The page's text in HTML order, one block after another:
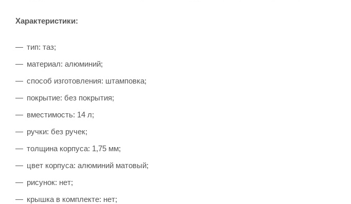
Характеристики:
тип: таз;
материал: алюминий;
способ изготовления: штамповка;
покрытие: без покрытия;
вместимость: 14 л;
ручки: без ручек;
толщина корпуса: 1,75 мм;
цвет корпуса: алюминий матовый;
рисунок: нет;
крышка в комплекте: нет;